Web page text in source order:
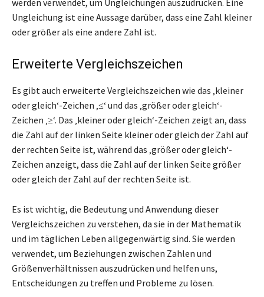
Ungleichung ist eine Aussage darüber, dass eine Zahl kleiner
oder größer als eine andere Zahl ist.
Erweiterte Vergleichszeichen
Es gibt auch erweiterte Vergleichszeichen wie das ‚kleiner
oder gleich‘-Zeichen ‚≤‘ und das ‚größer oder gleich‘-
Zeichen ‚≥‘. Das ‚kleiner oder gleich‘-Zeichen zeigt an, dass
die Zahl auf der linken Seite kleiner oder gleich der Zahl auf
der rechten Seite ist, während das ‚größer oder gleich‘-
Zeichen anzeigt, dass die Zahl auf der linken Seite größer
oder gleich der Zahl auf der rechten Seite ist.
Es ist wichtig, die Bedeutung und Anwendung dieser
Vergleichszeichen zu verstehen, da sie in der Mathematik
und im täglichen Leben allgegenwärtig sind. Sie werden
verwendet, um Beziehungen zwischen Zahlen und
Größenverhältnissen auszudrücken und helfen uns,
Entscheidungen zu treffen und Probleme zu lösen.